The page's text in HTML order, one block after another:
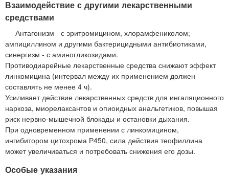
Взаимодействие с другими лекарственными
средствами
Антагонизм - с эритромицином, хлорамфениколом;
ампициллином и другими бактерицидными антибиотиками,
синергизм - с аминогликозидами.
Противодиарейные лекарственные средства снижают эффект
линкомицина (интервал между их применением должен
составлять не менее 4 ч).
Усиливает действие лекарственных средств для ингаляционного
наркоза, миорелаксантов и опиоидных анальгетиков, повышая
риск нервно-мышечной блокады и остановки дыхания.
При одновременном применении с линкомицином,
ингибитором цитохрома Р450, сила действия теофиллина
может увеличиваться и потребовать снижения его дозы.
Особые указания